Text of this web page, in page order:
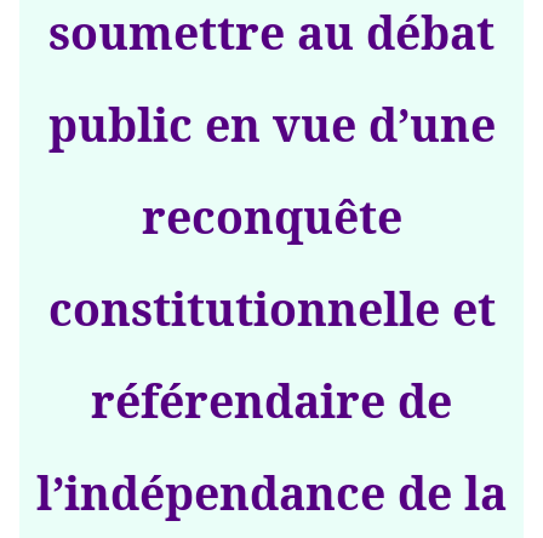
soumettre au débat
public en vue d’une
reconquête
constitutionnelle et
référendaire de
l’indépendance de la